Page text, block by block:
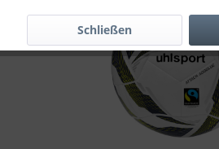
Schließen